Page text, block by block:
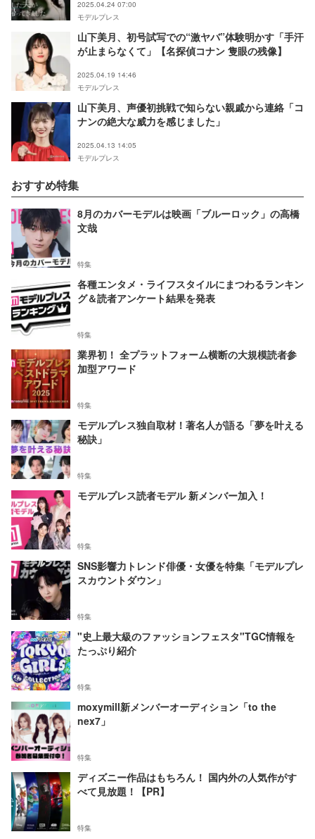
2025.04.24 07:00
モデルプレス
山下美月、初号試写での“激ヤバ”体験明かす「手汗
が止まらなくて」【名探偵コナン 隻眼の残像】
2025.04.19 14:46
モデルプレス
山下美月、声優初挑戦で知らない親戚から連絡「コ
ナンの絶大な威力を感じました」
2025.04.13 14:05
モデルプレス
おすすめ特集
8月のカバーモデルは映画「ブルーロック」の高橋
文哉
特集
各種エンタメ・ライフスタイルにまつわるランキン
グ＆読者アンケート結果を発表
特集
業界初！ 全プラットフォーム横断の大規模読者参
加型アワード
特集
モデルプレス独自取材！著名人が語る「夢を叶える
秘訣」
特集
モデルプレス読者モデル 新メンバー加入！
特集
SNS影響力トレンド俳優・女優を特集「モデルプレ
スカウントダウン」
特集
"史上最大級のファッションフェスタ"TGC情報を
たっぷり紹介
特集
moxymill新メンバーオーディション「to the
nex7」
特集
ディズニー作品はもちろん！ 国内外の人気作がす
べて見放題！【PR】
特集